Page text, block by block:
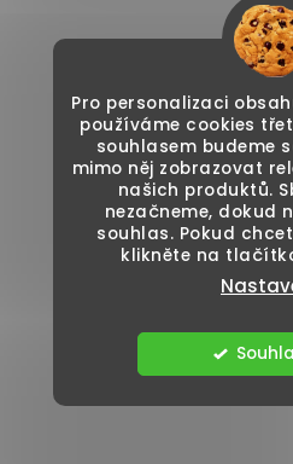
Pro personalizaci
používáme cookies
souhlasem budeme
mimo něj zobrazovat
našich produktů.
nezačneme, dokud
souhlas. Pokud
klikněte na